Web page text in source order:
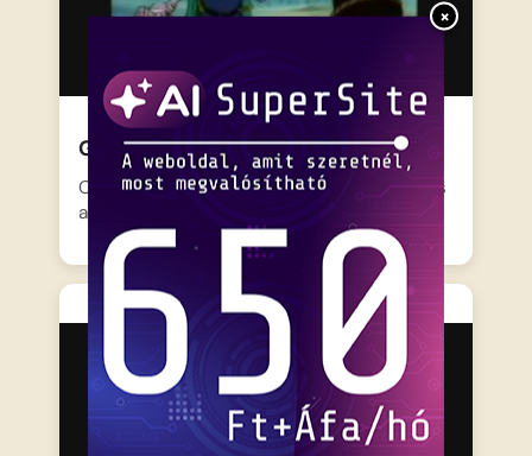
×
Gumimacik 01 – A kezdet..
Cavin, a fiatal apród véletlenül bejut a titkos
alagutakba, ahol…